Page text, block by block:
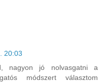
20:03
nagyon jó nolvasgatni a
módszert választom